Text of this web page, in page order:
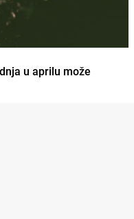
u aprilu može